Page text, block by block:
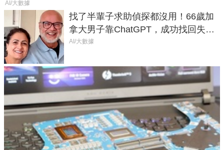
AI/大數據
找了半輩子求助偵探都沒用！66歲加
拿大男子靠ChatGPT，成功找回失散
50年家人
AI/大數據